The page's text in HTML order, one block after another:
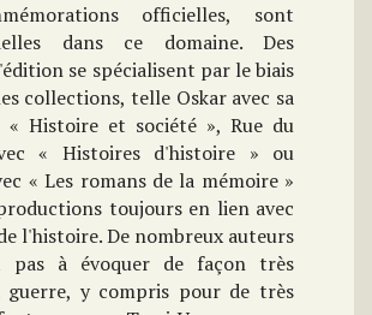
officielles, sont
dans ce domaine. Des
se spécialisent par le biais
collections, telle Oskar avec sa
« Histoire et société », Rue du
« Histoires d'histoire » ou
« Les romans de la mémoire »
toujours en lien avec
l'histoire. De nombreux auteurs
pas à évoquer de façon très
guerre, y compris pour de très